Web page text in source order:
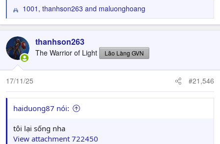
R
e
c
t
i
o
n
:
1001 , thanhson263 and maluonghoang
thanhson263
The Warrior of Light Lão Làng GVN
17/11/25 #21,546
haiduong87 nói:
tôi lại sống nha
View attachment 722450